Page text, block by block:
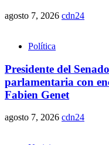
agosto 7, 2026 cdn24
Política
Presidente del
parlamentaria con
Fabien Genet
agosto 7, 2026 cdn24